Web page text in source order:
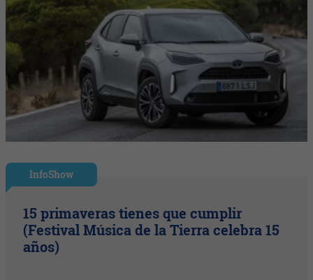
InfoShow
15 primaveras tienes que cumplir
(Festival Música de la Tierra celebra 15
años)